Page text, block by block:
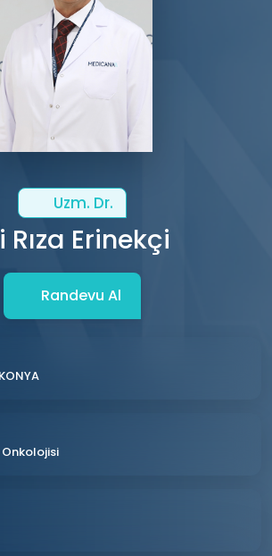
Uzm. Dr.
Rıza Erinekçi
Randevu Al